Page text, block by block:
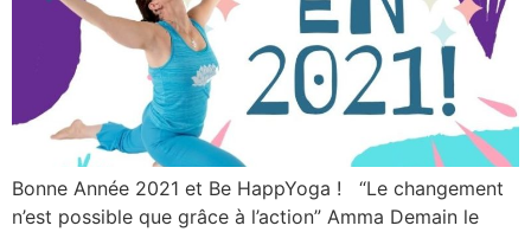
Bonne Année 2021 et Be HappYoga ! “Le changement
n’est possible que grâce à l’action” Amma Demain le